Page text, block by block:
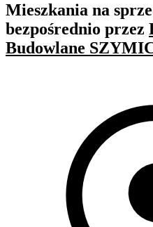
Mieszkania na
bezpośrednio przez
Budowlane